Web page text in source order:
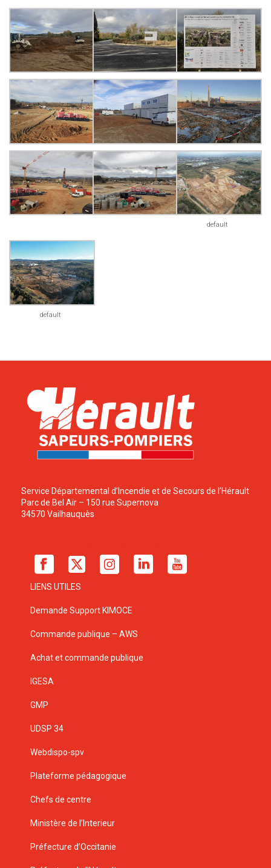
default
default
Service Départemental d’Incendie et de Secours de l’Hérault
Parc de Bel Air – 150 rue Supernova
34570 Vailhauquès
LIENS UTILES
Demande Support KIMOCE
Commande publique – AWS
Achat et commande publique
IGESA
GMP
UDSP 34
Webdispo-spv
Plateforme pédagogique
Chefs de centre
Ministère de l’Interieur
Préfecture d’Occitanie